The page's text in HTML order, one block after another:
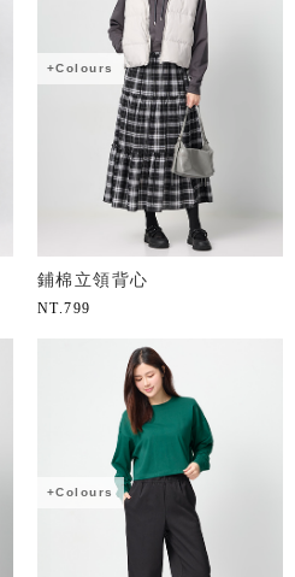
+Colours
鋪棉立領背心
NT. 799
+Colours